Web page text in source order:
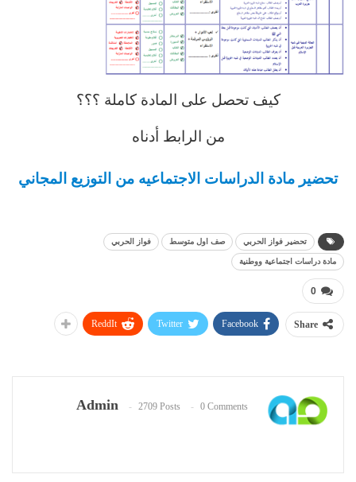
كيف تحصل على المادة كاملة ؟؟؟
من الرابط أدناه
تحضير مادة الدراسات الاجتماعيه من التوزيع المجاني
تحضير فواز الحربي صف اول متوسط فواز الحربي
مادة دراسات اجتماعية ووطنية
0
Share
Facebook
Twitter
ReddIt
Admin 2709 Posts 0 Comments